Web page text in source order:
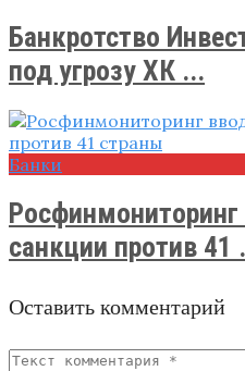
Банкротство
под угрозу ХК ...
Банки
санкции против 41
Оставить комментарий